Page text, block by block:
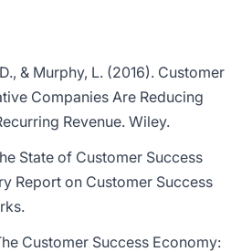
& Murphy, L. (2016). Customer
Companies Are Reducing
Revenue. Wiley.
State of Customer Success
Report on Customer Success
Customer Success Economy: